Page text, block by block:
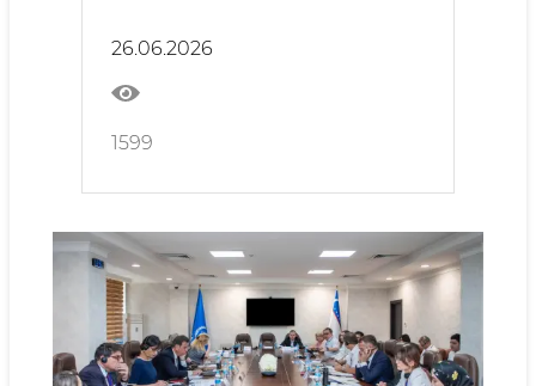
kurashishva manfaatlar
to‘qnashuvini tartibga solish
mavzusidao‘quv seminari
o‘tkazildi
26.06.2026
1599